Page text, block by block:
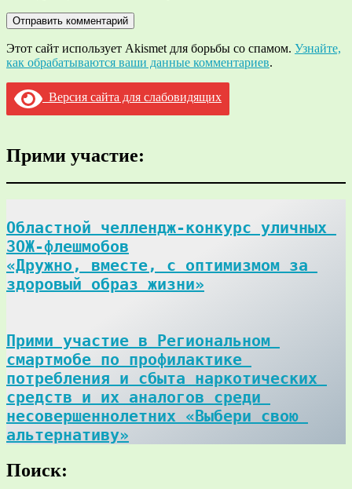
Этот сайт использует Akismet для борьбы со спамом. Узнайте,
как обрабатываются ваши данные комментариев.
Версия сайта для слабовидящих
Прими участие:
Областной челлендж-конкурс уличных
ЗОЖ-флешмобов
«Дружно, вместе, с оптимизмом за
здоровый образ жизни»
Прими участие в Региональном
смартмобе по профилактике
потребления и сбыта наркотических
средств и их аналогов среди
несовершеннолетних «Выбери свою
альтернативу»
Поиск: